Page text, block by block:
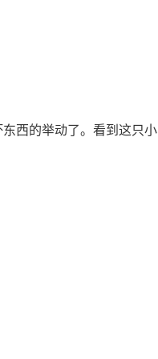
西的举动了。看到这只小